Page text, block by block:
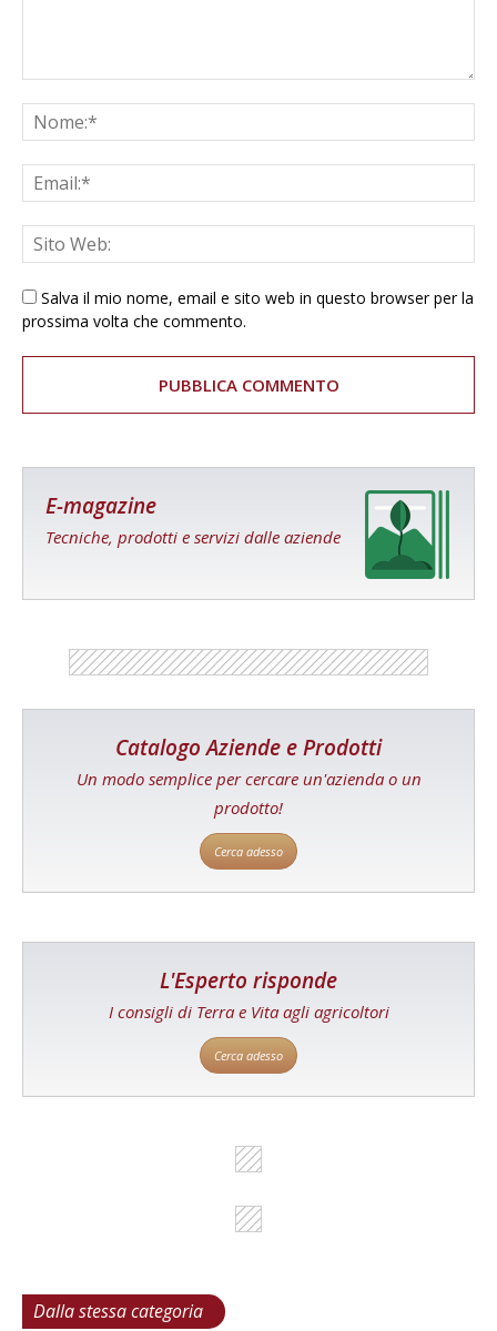
Salva il mio nome, email e sito web in questo browser per la
prossima volta che commento.
E-magazine
Tecniche, prodotti e servizi dalle aziende
Catalogo Aziende e Prodotti
Un modo semplice per cercare un'azienda o un
prodotto!
Cerca adesso
L'Esperto risponde
I consigli di Terra e Vita agli agricoltori
Cerca adesso
Dalla stessa categoria